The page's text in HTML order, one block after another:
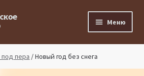
содержимому
Меню
пера / Новый год без снега